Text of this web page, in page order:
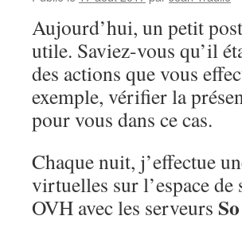
Aujourd’hui, un petit
utile. Saviez-vous qu’il
des actions que vous
exemple, vérifier la
pour vous dans ce cas.
Chaque nuit, j’effectue
virtuelles sur l’espace de
OVH avec les serveurs